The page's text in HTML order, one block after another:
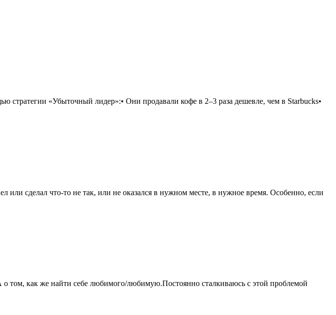
стратегии «Убыточный лидер»:• Они продавали кофе в 2–3 раза дешевле, чем в Starbucks•
или сделал что-то не так, или не оказался в нужном месте, в нужное время. Особенно, если
о том, как же найти себе любимого/любимую.Постоянно сталкиваюсь с этой проблемой